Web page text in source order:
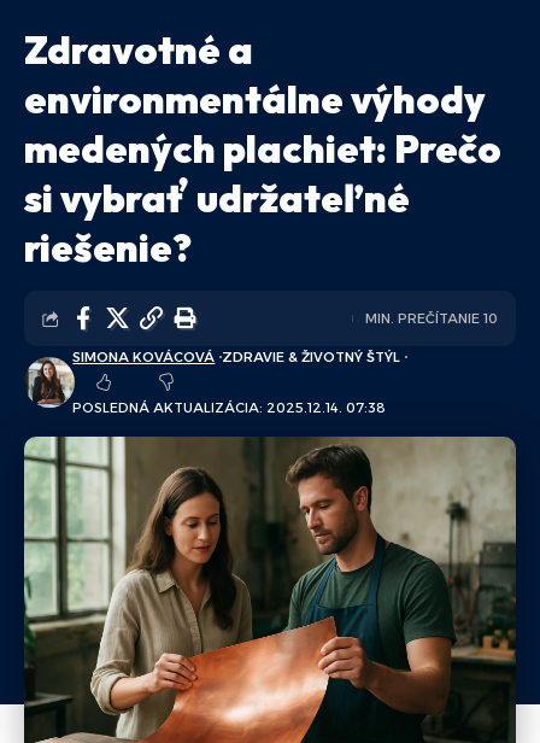
Zdravotné a
environmentálne výhody
medených plachiet: Prečo
si vybrať udržateľné
riešenie?
POSLEDNÁ AKTUALIZÁCIA: 2025.12.14. 07:38
SIMONA KOVÁCOVÁ ZDRAVIE & ŽIVOTNÝ ŠTÝL
MIN. PREČÍTANIE 10